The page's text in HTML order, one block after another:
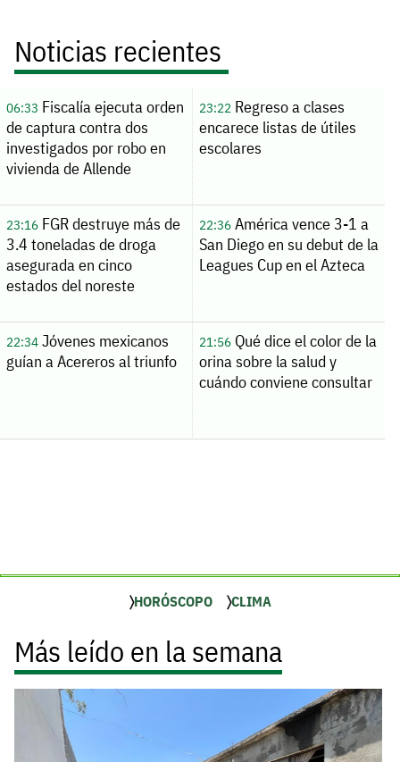
Noticias recientes
06:33 Fiscalía ejecuta orden
de captura contra dos
investigados por robo en
vivienda de Allende
23:22Regreso a clases
encarece listas de útiles
escolares
23:16FGR destruye más de
3.4 toneladas de droga
asegurada en cinco
estados del noreste
22:36América vence 3-1 a
San Diego en su debut de la
Leagues Cup en el Azteca
22:34Jóvenes mexicanos
guían a Acereros al triunfo
21:56Qué dice el color de la
orina sobre la salud y
cuándo conviene consultar
HORÓSCOPO CLIMA
Más leído en la semana